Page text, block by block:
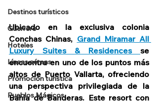
Destinos turísticos
Guerrero
Hoteles
Líneas aéreas
Promoción turística
Pueblos Mágicos
Ubicado en la exclusiva colonia
Conchas Chinas, Grand Miramar All
Luxury Suites & Residences se
encuentra en uno de los puntos más
altos de Puerto Vallarta, ofreciendo
una perspectiva privilegiada de la
Bahía de Banderas. Este resort con